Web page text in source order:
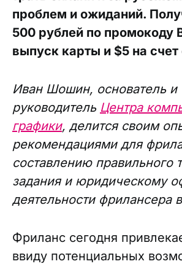
проблем и ожиданий.
500 рублей по промокоду
выпуск карты и $5 на счет
Иван Шошин, основатель и
руководитель Центра
графики, делится своим
рекомендациями для
составлению правильного
задания и юридическому
деятельности фрилансера
Фриланс сегодня
ввиду потенциальных